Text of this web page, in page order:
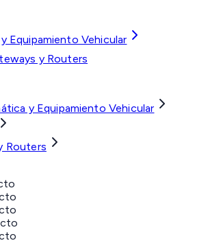
Equipamiento Vehicular
y Routers
y Equipamiento Vehicular
Routers